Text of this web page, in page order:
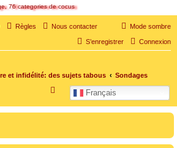
1901 dont l'objet est le soutien aux victimes d'adultère.
un soutien moral pour traverser une situation
Mode sombre
Règles Nous contacter
Connexion
S’enregistrer
et infidélité: des sujets tabous Sondages
Français